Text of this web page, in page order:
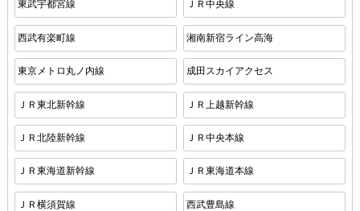
東武宇都宮線 ＪＲ中央線
西武有楽町線 湘南新宿ライン高海
東京メトロ丸ノ内線 成田スカイアクセス
ＪＲ東北新幹線 ＪＲ上越新幹線
ＪＲ北陸新幹線 ＪＲ中央本線
ＪＲ東海道新幹線 ＪＲ東海道本線
ＪＲ横須賀線 西武豊島線